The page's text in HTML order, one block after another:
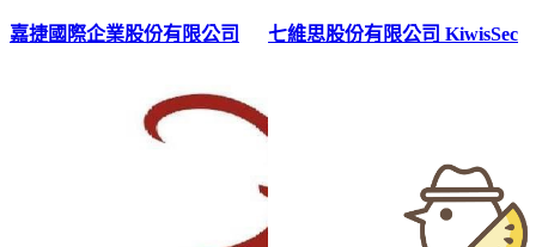
嘉捷國際企業股份有限公司 七維思股份有限公司 KiwisSec